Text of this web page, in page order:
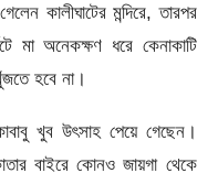
কালীঘাটের মন্দিরে, তারপর
মা অনেকক্ষণ ধরে কেনাকাটি
হবে না।
খুব উৎসাহ পেয়ে গেছেন।
বাইরে কোনও জায়গা থেকে